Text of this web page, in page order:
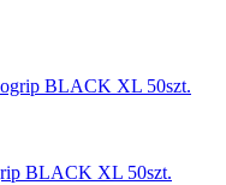
BLACK XL 50szt.